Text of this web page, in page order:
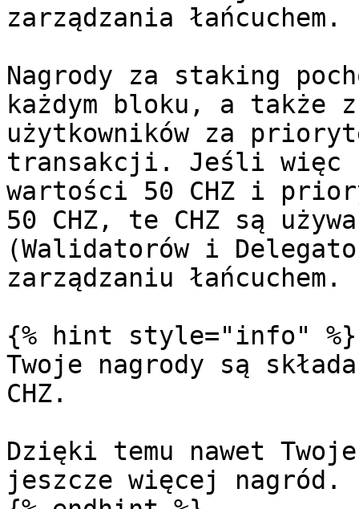
zarządzania łańcuchem.
Nagrody za staking
każdym bloku, a także z
użytkowników za
transakcji. Jeśli więc
wartości 50 CHZ i
50 CHZ, te CHZ są
(Walidatorów i
zarządzaniu łańcuchem.
{% hint style="info" %}
Twoje nagrody są
CHZ.
Dzięki temu nawet
jeszcze więcej nagród.